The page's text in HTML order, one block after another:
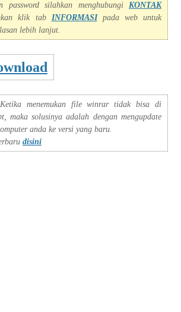
password silahkan menghubungi KONTAK
klik tab INFORMASIpada web untuk
lebih lanjut.
menemukan file winrar tidak bisa di
maka solusinya adalah dengan mengupdate
anda ke versi yang baru.
disini